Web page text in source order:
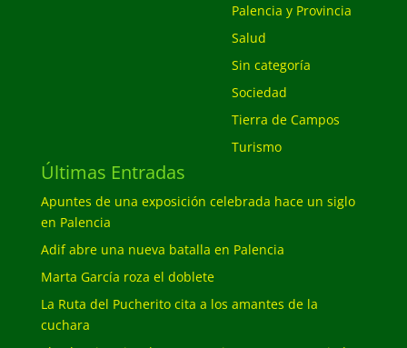
Palencia y Provincia
Salud
Sin categoría
Sociedad
Tierra de Campos
Turismo
Últimas Entradas
Apuntes de una exposición celebrada hace un siglo
en Palencia
Adif abre una nueva batalla en Palencia
Marta García roza el doblete
La Ruta del Pucherito cita a los amantes de la
cuchara